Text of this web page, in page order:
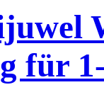
für